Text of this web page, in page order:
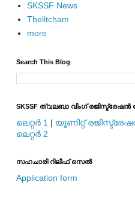
SKSSF News
Thelitcham
more
Search This Blog
SKSSF ത്വലബാ വിംഗ്
ലെറ്റര്‍ 1 | യൂണിറ്റ്
ലെറ്റര്‍ 2
സഹചാരി റിലീഫ് സെല്‍
Application form